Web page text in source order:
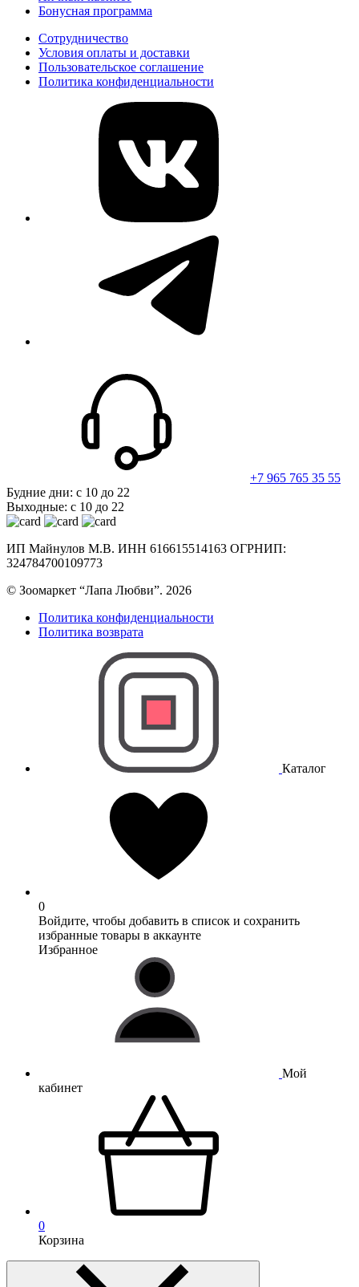
Бонусная программа
Сотрудничество
Условия оплаты и доставки
Пользовательское соглашение
Политика конфиденциальности
+7 965 765 35 55
Будние дни: с 10 до 22
Выходные: с 10 до 22
ИП Майнулов М.В. ИНН 616615514163 ОГРНИП:
324784700109773
© Зоомаркет “Лапа Любви”. 2026
Политика конфиденциальности
Политика возврата
Каталог
0
Войдите, чтобы добавить в список и сохранить
избранные товары в аккаунте
Избранное
Мой
кабинет
0
Корзина